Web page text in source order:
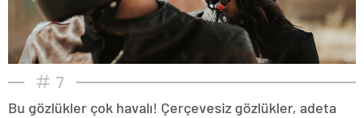
7
Bu gözlükler çok havalı! Çerçevesiz gözlükler, adeta